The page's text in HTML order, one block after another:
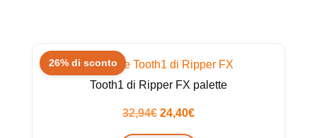
26% di sconto
Tooth1 di Ripper FX palette
32,94€ Il
prezzo
24,40€Il